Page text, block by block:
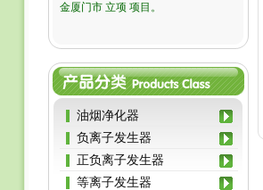
金厦门市 立项 项目。
油烟净化器
负离子发生器
正负离子发生器
等离子发生器